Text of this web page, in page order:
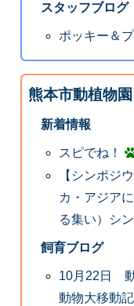
スタッフブログ
ポッキー＆
熊本市動植物園
新着情報
スピでね！
【シンポジ
カ・アジア
る集い）シ
飼育ブログ
10月22日
動物大移動